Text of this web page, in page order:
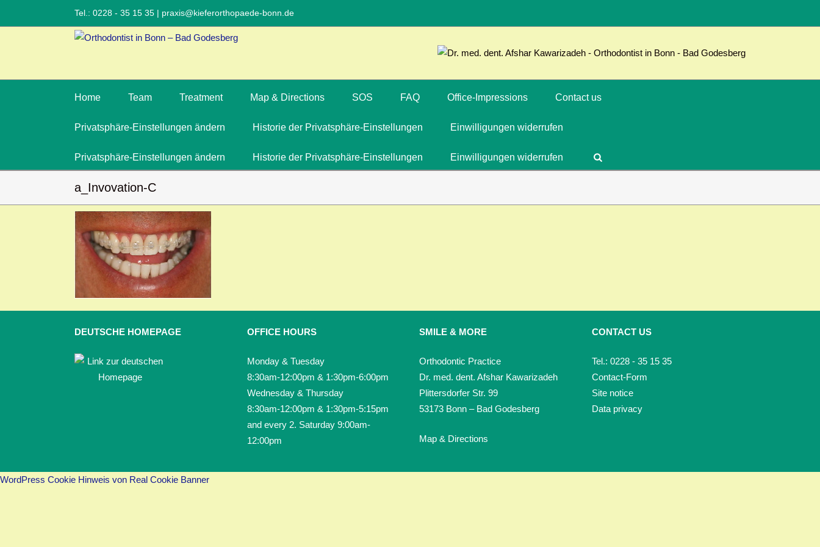
Tel.: 0228 - 35 15 35 | praxis@kieferorthopaede-bonn.de
Home Team Treatment Map & Directions SOS FAQ Office-Impressions Contact us
Privatsphäre-Einstellungen ändern Historie der Privatsphäre-Einstellungen Einwilligungen widerrufen
Privatsphäre-Einstellungen ändern Historie der Privatsphäre-Einstellungen Einwilligungen widerrufen
a_Invovation-C
DEUTSCHE HOMEPAGE OFFICE HOURS
Monday & Tuesday
8:30am-12:00pm & 1:30pm-6:00pm
Wednesday & Thursday
8:30am-12:00pm & 1:30pm-5:15pm
and every 2. Saturday 9:00am-
12:00pm
SMILE & MORE
Orthodontic Practice
Dr. med. dent. Afshar Kawarizadeh
Plittersdorfer Str. 99
53173 Bonn – Bad Godesberg
Map & Directions
CONTACT US
Tel.: 0228 - 35 15 35
Contact-Form
Site notice
Data privacy
WordPress Cookie Hinweis von Real Cookie Banner